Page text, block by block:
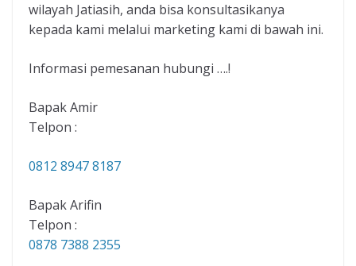
wilayah Jatiasih, anda bisa konsultasikanya
kepada kami melalui marketing kami di bawah ini.
Informasi pemesanan hubungi ….!
Bapak Amir
Telpon :
0812 8947 8187
Bapak Arifin
Telpon :
0878 7388 2355